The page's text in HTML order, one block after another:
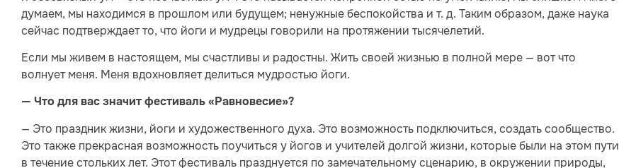
думаем, мы находимся в прошлом или будущем; ненужные беспокойства и т. д. Таким образом, даже наука
сейчас подтверждает то, что йоги и мудрецы говорили на протяжении тысячелетий.
Если мы живем в настоящем, мы счастливы и радостны. Жить своей жизнью в полной мере — вот что
волнует меня. Меня вдохновляет делиться мудростью йоги.
— Что для вас значит фестиваль «Равновесие»?
— Это праздник жизни, йоги и художественного духа. Это возможность подключиться, создать сообщество.
Это также прекрасная возможность поучиться у йогов и учителей долгой жизни, которые были на этом пути
в течение стольких лет. Этот фестиваль празднуется по замечательному сценарию, в окружении природы,